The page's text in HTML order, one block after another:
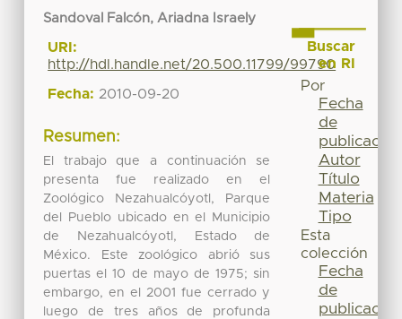
Sandoval Falcón, Ariadna Israely
URI:
http://hdl.handle.net/20.500.11799/99790
Fecha: 2010-09-20
Resumen:
El trabajo que a continuación se
presenta fue realizado en el
Zoológico Nezahualcóyotl, Parque
del Pueblo ubicado en el Municipio
de Nezahualcóyotl, Estado de
México. Este zoológico abrió sus
puertas el 10 de mayo de 1975; sin
embargo, en el 2001 fue cerrado y
luego de tres años de profunda
Buscar
en RI
Por
Fecha
de
publicación
Autor
Título
Materia
Tipo
Esta
colección
Fecha
de
publicación